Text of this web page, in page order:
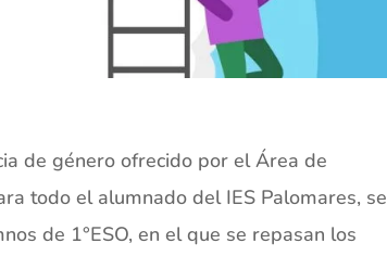
de género ofrecido por el Área de
todo el alumnado del IES Palomares, se
de 1°ESO, en el que se repasan los